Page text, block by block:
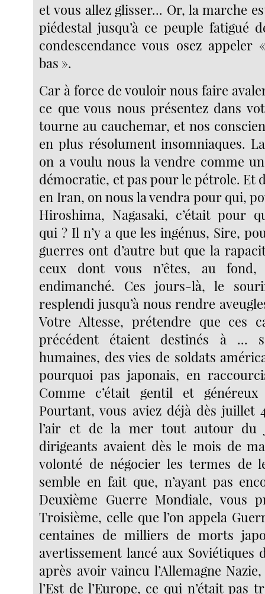
et vous allez glisser... Or, la marche
piédestal jusqu’à ce peuple fatigué
condescendance vous osez appeler
bas ».
Car à force de vouloir nous faire
ce que vous nous présentez dans
tourne au cauchemar, et nos
en plus résolument insomniaques.
on a voulu nous la vendre comme
démocratie, et pas pour le pétrole. Et
en Iran, on nous la vendra pour qui,
Hiroshima, Nagasaki, c’était pour
qui ? Il n’y a que les ingénus, Sire,
guerres ont d’autre but que la
ceux dont vous n’êtes, au
endimanché. Ces jours-là, le
resplendi jusqu’à nous rendre
Votre Altesse, prétendre que ces
précédent étaient destinés à ...
humaines, des vies de soldats
pourquoi pas japonais, en
Comme c’était gentil et
Pourtant, vous aviez déjà dès juillet
l’air et de la mer tout autour du
dirigeants avaient dès le mois de
volonté de négocier les termes de
semble en fait que, n’ayant pas
Deuxième Guerre Mondiale, vous
Troisième, celle que l’on appela
centaines de milliers de morts
avertissement lancé aux Soviétiques
après avoir vaincu l’Allemagne
l’Est de l’Europe, ce qui n’était pas